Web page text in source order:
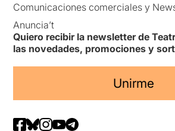
Comunicaciones comerciales y
Anuncia’t
Quiero recibir la newsletter de
las novedades, promociones y
Unirme